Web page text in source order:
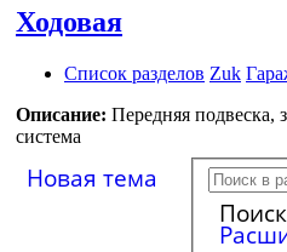
Ходовая
Список разделов Zuk
Описание: Передняя подвеска,
система
Новая тема
Поиск